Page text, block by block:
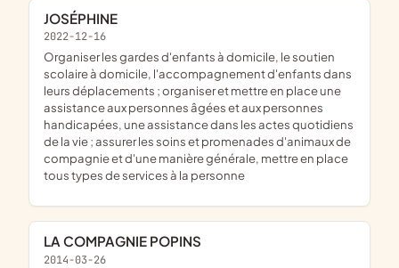
JOSÉPHINE
2022-12-16
organiser les gardes d'enfants à domicile, le soutien
scolaire à domicile, l'accompagnement d'enfants dans
leurs déplacements ; organiser et mettre en place une
assistance aux personnes âgées et aux personnes
handicapées, une assistance dans les actes quotidiens
de la vie ; assurer les soins et promenades d'animaux de
compagnie et d'une manière générale, mettre en place
tous types de services à la personne
LA COMPAGNIE POPINS
2014-03-26